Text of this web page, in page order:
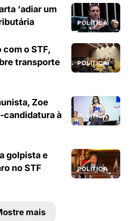
POLÍTICA
‘adiar um
POLÍTICA
com o STF,
transporte
POLÍTICA
Zoe
candidatura à
POLÍTICA
golpista e
no STF
mais